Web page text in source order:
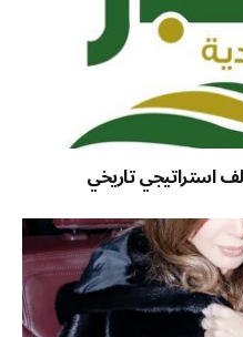
استراتيجي تاريخي